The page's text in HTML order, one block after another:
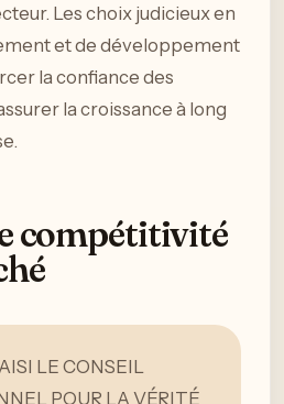
Les choix judicieux en
et de développement
la confiance des
la croissance à long
compétitivité
LE CONSEIL
POUR LA VÉRITÉ